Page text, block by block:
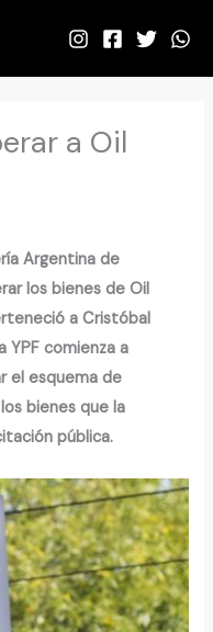
a Oil
Argentina de
los bienes de Oil
a Cristóbal
YPF comienza a
el esquema de
bienes que la
pública.